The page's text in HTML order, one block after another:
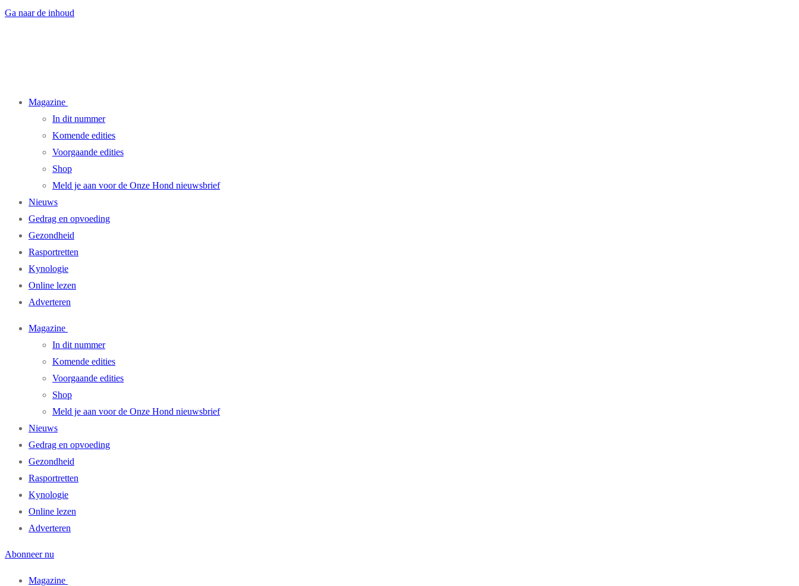
Ga naar de inhoud
Magazine
In dit nummer
Komende edities
Voorgaande edities
Shop
Meld je aan voor de Onze Hond nieuwsbrief
Nieuws
Gedrag en opvoeding
Gezondheid
Rasportretten
Kynologie
Online lezen
Adverteren
Magazine
In dit nummer
Komende edities
Voorgaande edities
Shop
Meld je aan voor de Onze Hond nieuwsbrief
Nieuws
Gedrag en opvoeding
Gezondheid
Rasportretten
Kynologie
Online lezen
Adverteren
Abonneer nu
Magazine